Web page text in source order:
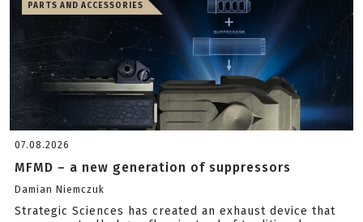
PARTS AND ACCESSORIES
07.08.2026
MFMD – a new generation of suppressors
Damian Niemczuk
Strategic Sciences has created an exhaust device that